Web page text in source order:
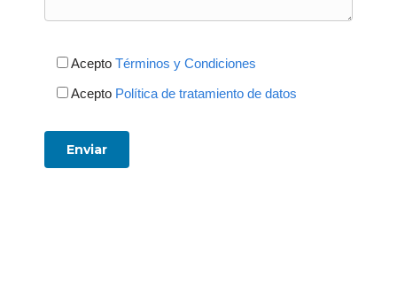
Acepto Términos y Condiciones
Acepto Política de tratamiento de datos